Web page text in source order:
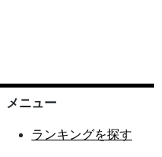
メニュー
ランキングを探す